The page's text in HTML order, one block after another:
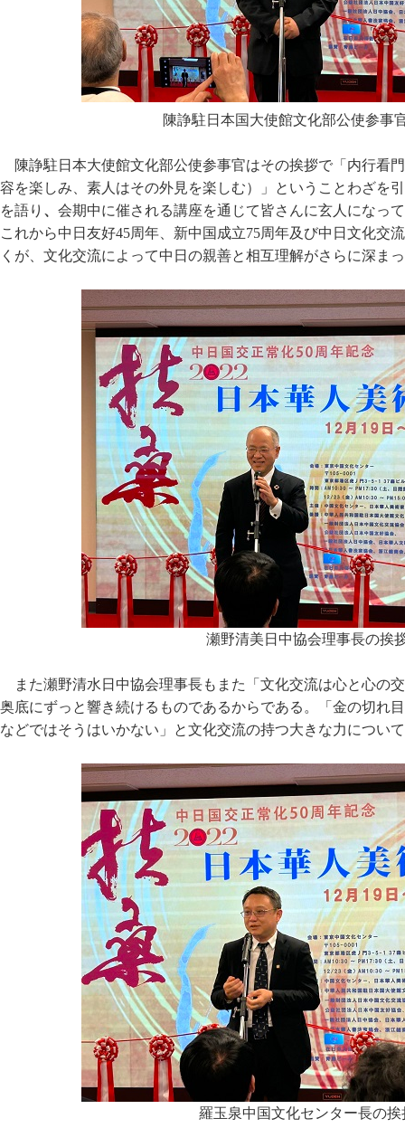
陳諍駐日本国大使館文化部公使参事
陳諍駐日本大使館文化部公使参事官はその挨拶で「内行看
容を楽しみ、素人はその外見を楽しむ）」ということわざを
を語り 、 会期中に催される講座を通じて皆さんに玄人になっ
これから中日友好45周年、新中国成立75周年及び中日文化交
くが、文化交流によって中日の親善と相互理解がさらに深ま
瀬野清美日中協会理事長の挨
また瀬野清水日中協会理事長もまた「文化交流は心と心の
奥底にずっと響き続けるものであるからである。「金の切れ
などではそうはいかない」と文化交流の持つ大きな力につい
羅玉泉中国文化センター長の挨